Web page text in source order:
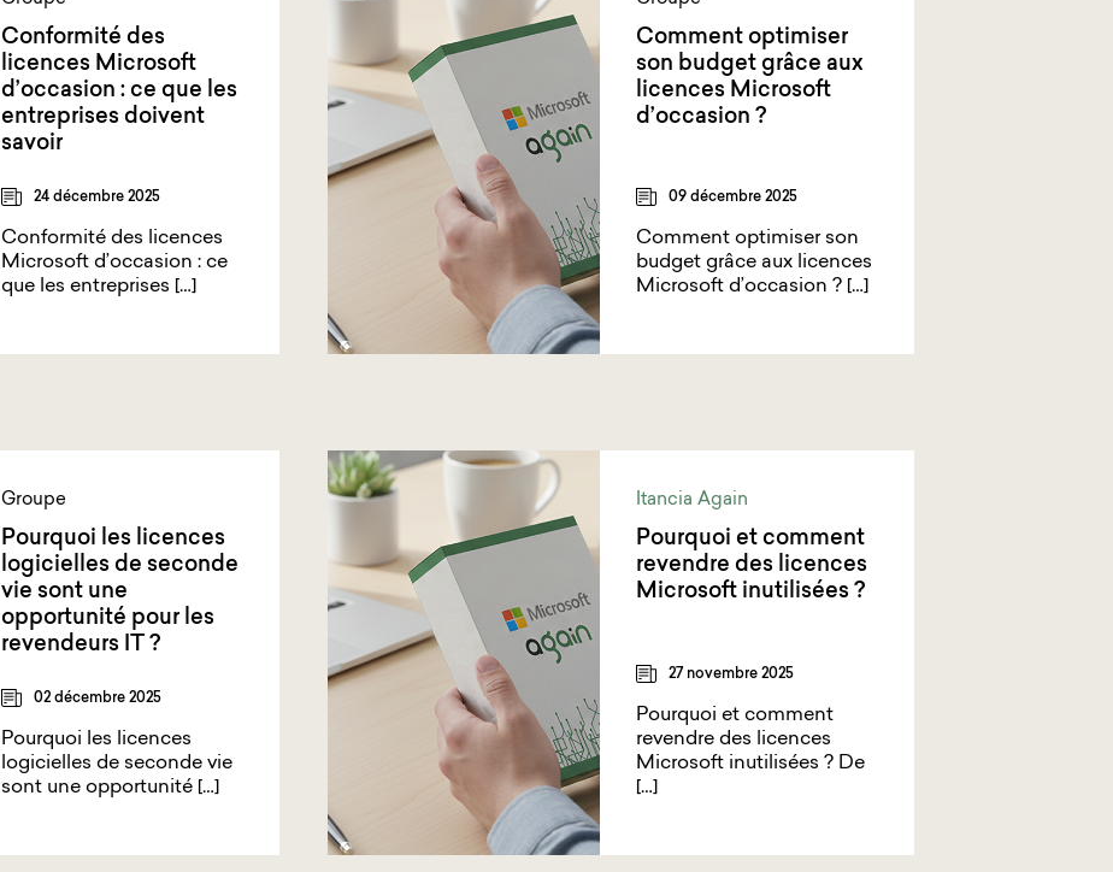
Conformité des
licences Microsoft
d’occasion : ce que les
entreprises doivent
savoir
24 décembre 2025
Conformité des licences
Microsoft d’occasion : ce
que les entreprises […]
Comment optimiser
son budget grâce aux
licences Microsoft
d’occasion ?
09 décembre 2025
Comment optimiser son
budget grâce aux licences
Microsoft d’occasion ? […]
Groupe
Pourquoi les licences
logicielles de seconde
vie sont une
opportunité pour les
revendeurs IT ?
02 décembre 2025
Pourquoi les licences
logicielles de seconde vie
sont une opportunité […]
Itancia Again
Pourquoi et comment
revendre des licences
Microsoft inutilisées ?
27 novembre 2025
Pourquoi et comment
revendre des licences
Microsoft inutilisées ? De
[…]